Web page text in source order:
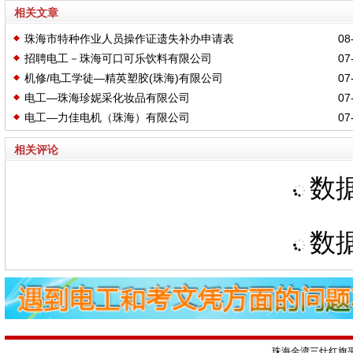
相关文章
珠海市特种作业人员操作证遗失补办申请表
招聘电工－珠海可口可乐饮料有限公司
机修/电工学徒—精英塑胶(珠海)有限公司
电工—珠海珍妮采化妆品有限公司
电工—力佳电机（珠海）有限公司
相关评论
数
数